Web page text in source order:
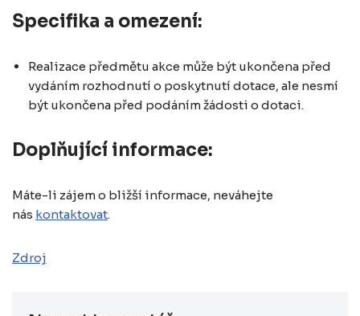
Specifika a omezení:
Realizace předmětu akce může být ukončena před
vydáním rozhodnutí o poskytnutí dotace, ale nesmí
být ukončena před podáním žádosti o dotaci.
Doplňující informace:
Máte-li zájem o bližší informace, neváhejte
nás kontaktovat.
Zdroj